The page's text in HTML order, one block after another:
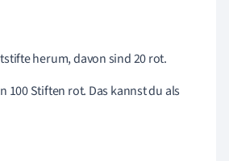
herum, davon sind 20 rot.
100 Stiften rot. Das kannst du als